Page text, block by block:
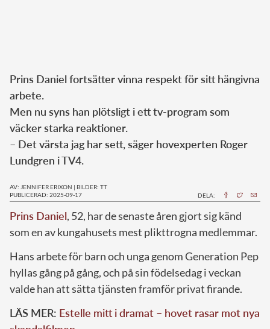
Prins Daniel fortsätter vinna respekt för sitt hängivna
arbete.
Men nu syns han plötsligt i ett tv-program som
väcker starka reaktioner.
– Det värsta jag har sett, säger hovexperten Roger
Lundgren i TV4.
AV: JENNIFER ERIXON | BILDER: TT
PUBLICERAD: 2025-09-17
DELA:
Prins Daniel, 52, har de senaste åren gjort sig känd
som en av kungahusets mest plikttrogna medlemmar.
Hans arbete för barn och unga genom Generation Pep
hyllas gång på gång, och på sin födelsedag i veckan
valde han att sätta tjänsten framför privat firande.
LÄS MER: Estelle mitt i dramat – hovet rasar mot nya